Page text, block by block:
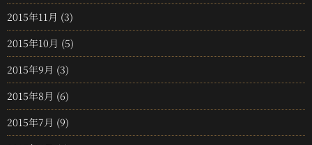
2015年11月 (3)
2015年10月 (5)
2015年9月 (3)
2015年8月 (6)
2015年7月 (9)